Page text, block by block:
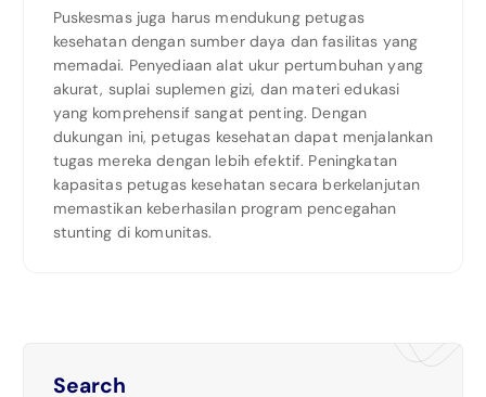
Puskesmas juga harus mendukung petugas
kesehatan dengan sumber daya dan fasilitas yang
memadai. Penyediaan alat ukur pertumbuhan yang
akurat, suplai suplemen gizi, dan materi edukasi
yang komprehensif sangat penting. Dengan
dukungan ini, petugas kesehatan dapat menjalankan
tugas mereka dengan lebih efektif. Peningkatan
kapasitas petugas kesehatan secara berkelanjutan
memastikan keberhasilan program pencegahan
stunting di komunitas.
Search